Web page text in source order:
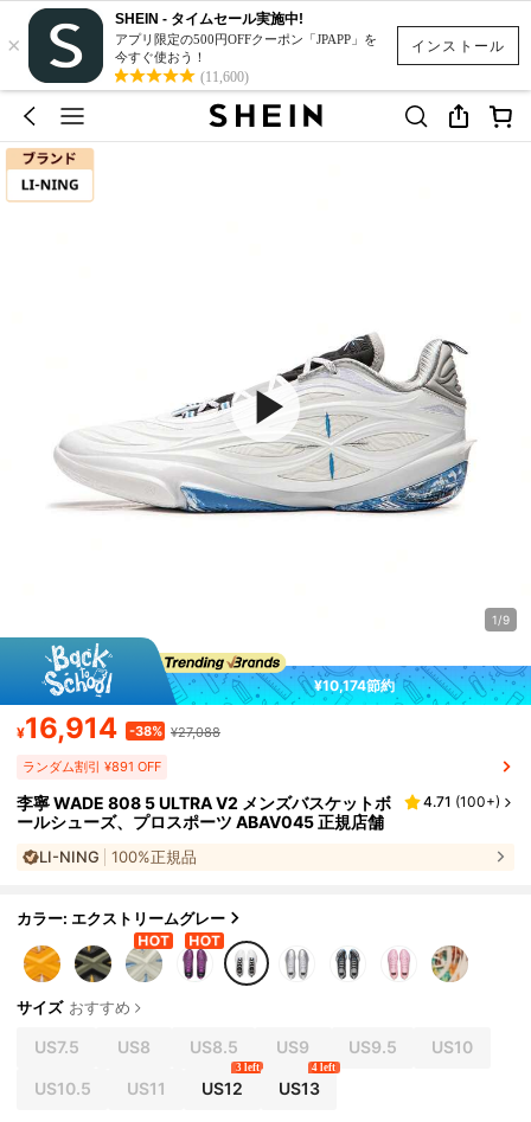
インストール
×
SHEIN - タイムセール実施中!
アプリ限定の500円OFFクーポン「JPAPP」を
今すぐ使おう！
(11,600)
1/9
¥10,174節約
¥16,914 -38% ¥27,088
ランダム割引 ¥891 OFF
李寧 WADE 808 5 ULTRA V2 メンズバスケットボ
ールシューズ、プロスポーツ ABAV045 正規店舗
4.71 (100+)
LI-NING 100%正規品
カラー: エクストリームグレー
サイズ おすすめ
US7.5 US8 US8.5 US9 US9.5 US10
US10.5 US11 US12
3 left
US13
4 left